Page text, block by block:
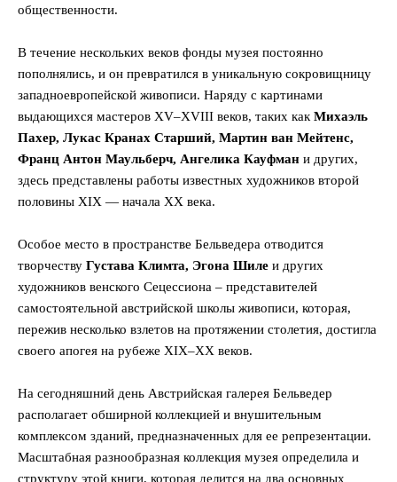
общественности.
В течение нескольких веков фонды музея постоянно
пополнялись, и он превратился в уникальную сокровищницу
западноевропейской живописи. Наряду с картинами
выдающихся мастеров XV–XVIII веков, таких как Михаэль
Пахер, Лукас Кранах Старший, Мартин ван Мейтенс,
Франц Антон Маульберч, Ангелика Кауфман и других,
здесь представлены работы известных художников второй
половины XIX — начала XX века.
Особое место в пространстве Бельведера отводится
творчеству Густава Климта, Эгона Шиле и других
художников венского Сецессиона – представителей
самостоятельной австрийской школы живописи, которая,
пережив несколько взлетов на протяжении столетия, достигла
своего апогея на рубеже XIX–XX веков.
На сегодняшний день Австрийская галерея Бельведер
располагает обширной коллекцией и внушительным
комплексом зданий, предназначенных для ее репрезентации.
Масштабная разнообразная коллекция музея определила и
структуру этой книги, которая делится на два основных